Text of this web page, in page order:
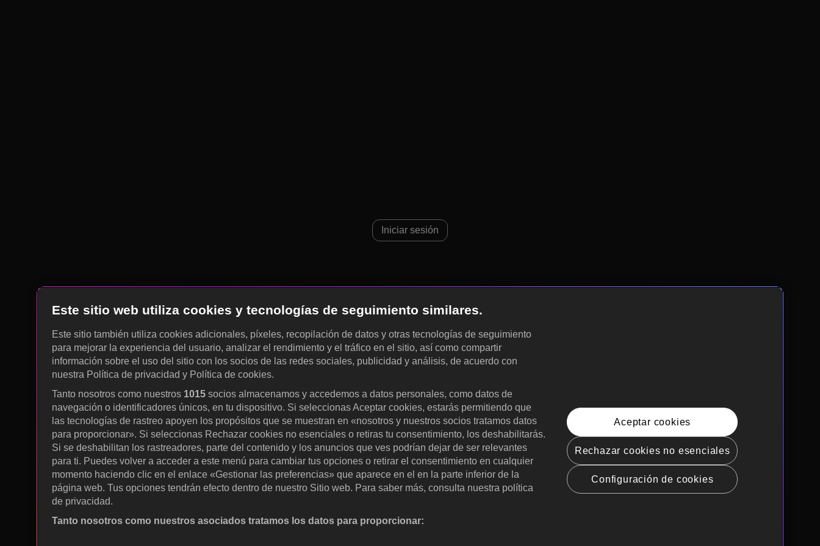
Iniciar sesión
Este sitio web utiliza cookies y tecnologías de seguimiento similares.
Este sitio también utiliza cookies adicionales, píxeles, recopilación de datos y otras tecnologías de seguimiento
para mejorar la experiencia del usuario, analizar el rendimiento y el tráfico en el sitio, así como compartir
información sobre el uso del sitio con los socios de las redes sociales, publicidad y análisis, de acuerdo con
nuestra Política de privacidad y Política de cookies.
Tanto nosotros como nuestros 1015 socios almacenamos y accedemos a datos personales, como datos de
navegación o identificadores únicos, en tu dispositivo. Si seleccionas Aceptar cookies, estarás permitiendo que
las tecnologías de rastreo apoyen los propósitos que se muestran en «nosotros y nuestros socios tratamos datos
para proporcionar». Si seleccionas Rechazar cookies no esenciales o retiras tu consentimiento, los deshabilitarás.
Si se deshabilitan los rastreadores, parte del contenido y los anuncios que ves podrían dejar de ser relevantes
para ti. Puedes volver a acceder a este menú para cambiar tus opciones o retirar el consentimiento en cualquier
momento haciendo clic en el enlace «Gestionar las preferencias» que aparece en el en la parte inferior de la
página web. Tus opciones tendrán efecto dentro de nuestro Sitio web. Para saber más, consulta nuestra política
de privacidad.
Tanto nosotros como nuestros asociados tratamos los datos para proporcionar:
Aceptar cookies
Rechazar cookies no esenciales
Configuración de cookies